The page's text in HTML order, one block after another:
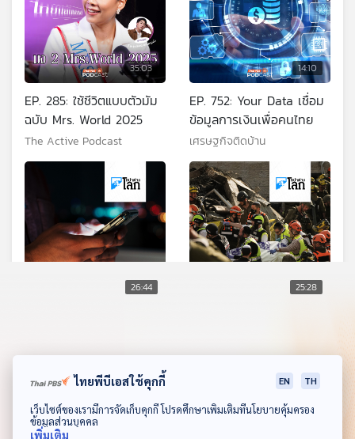
ดาวน์โหลด Thai PBS Podcast Application
35:03
EP. 285: ใช้ชีวิตแบบตัวมัม
ฉบับ Mrs. World 2025
The Active Podcast
14:10
EP. 752: Your Data เชื่อม
ข้อมูลการเงินเพื่อคนไทย
เศรษฐกิจติดบ้าน
26:44
วัน
หน้าต่างโลก
25:28
อิหร่าน
หน้าต่างโลก
ไทยพีบีเอสใช้คุกกี้ EN TH
เว็บไซต์ของเรามีการจัดเก็บคุกกี้ โปรดศึกษาเพิ่มเติมที่นโยบายคุ้มครอง
ข้อมูลส่วนบุคคล
เพิ่มเติม